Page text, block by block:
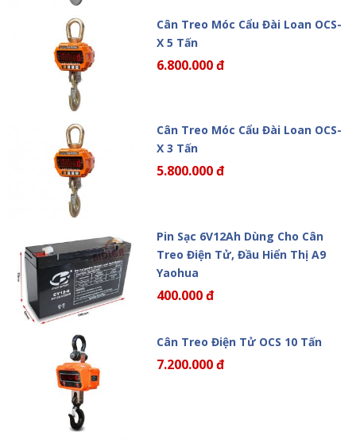
Cân Treo Móc Cẩu Đài Loan OCS-
X 5 Tấn
6.800.000 đ
Cân Treo Móc Cẩu Đài Loan OCS-
X 3 Tấn
5.800.000 đ
Pin Sạc 6V12Ah Dùng Cho Cân
Treo Điện Tử, Đầu Hiển Thị A9
Yaohua
400.000 đ
Cân Treo Điện Tử OCS 10 Tấn
7.200.000 đ